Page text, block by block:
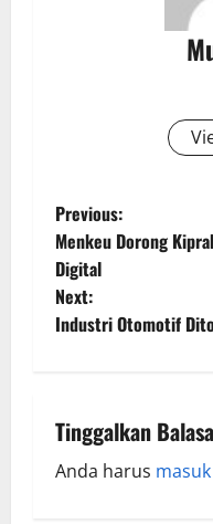
Previous:
Menkeu Dorong
Digital
Next:
Industri Otomotif
Tinggalkan
Anda harus masuk